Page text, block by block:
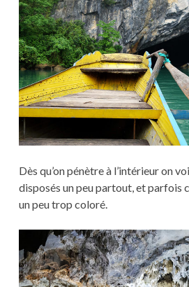
Dès qu’on pénètre à l’intérieur on
disposés un peu partout, et parfois
un peu trop coloré.